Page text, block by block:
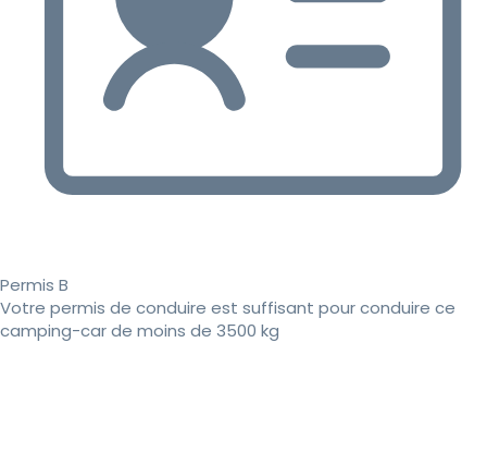
Permis B
Votre permis de conduire est suffisant pour conduire ce
camping-car de moins de 3500 kg